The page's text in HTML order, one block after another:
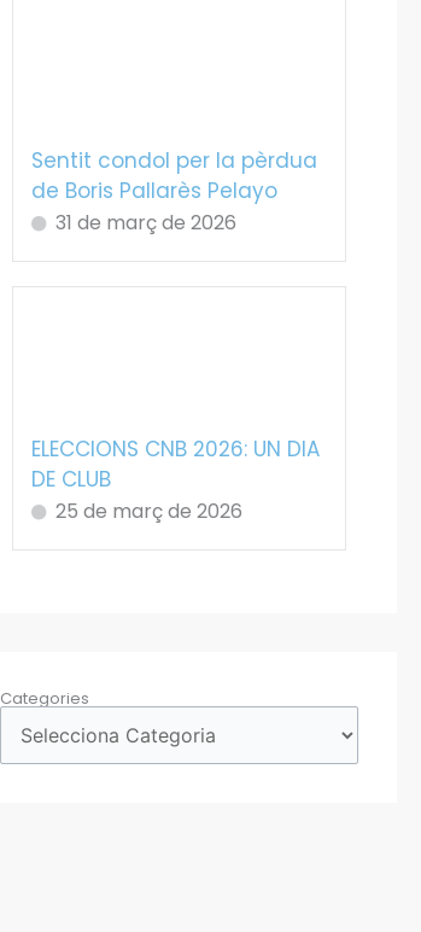
Sentit condol per la pèrdua
de Boris Pallarès Pelayo
31 de març de 2026
ELECCIONS CNB 2026: UN DIA
DE CLUB
25 de març de 2026
Categories